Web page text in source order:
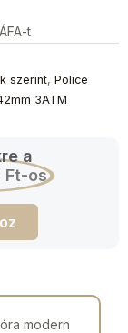
t
szerint, Police
3ATM
a
Ft-os
modern